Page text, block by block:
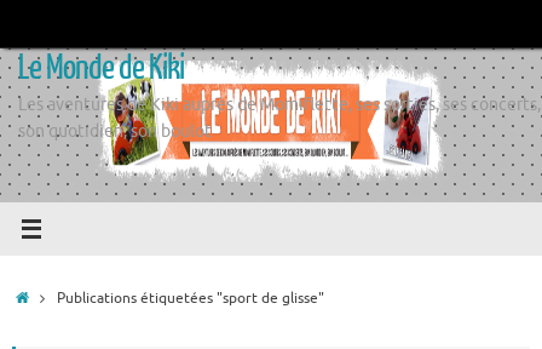
contenu
Le Monde de Kiki
Les aventures de Kiki auprès de Momiflette, ses sorties, ses concerts,
son quotidien, son boulot
AccueilPublications étiquetées "sport de glisse"